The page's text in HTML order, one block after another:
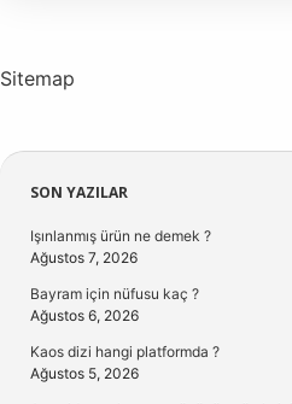
Sitemap
Sidebar
SON YAZILAR
Işınlanmış ürün ne demek ?
Ağustos 7, 2026
Bayram için nüfusu kaç ?
Ağustos 6, 2026
Kaos dizi hangi platformda ?
Ağustos 5, 2026